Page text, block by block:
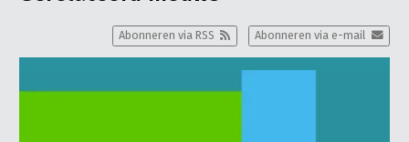
Abonneren via e-mail
Abonneren via RSS